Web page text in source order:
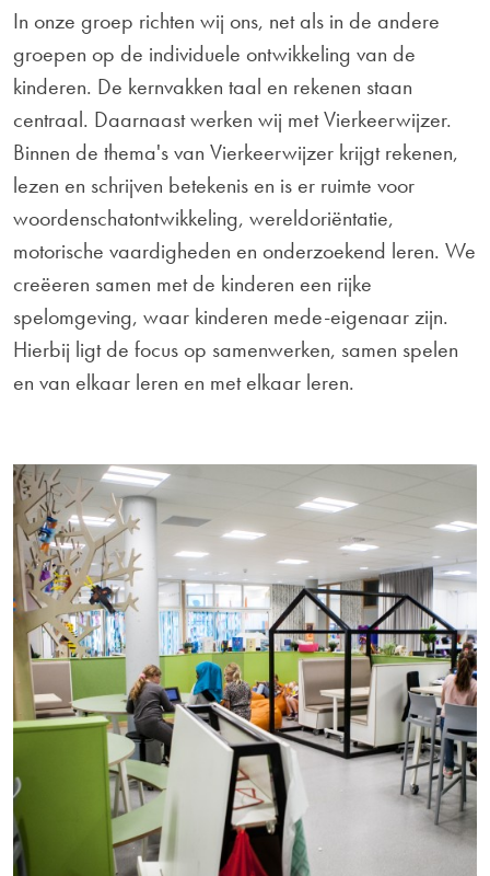
In onze groep richten wij ons, net als in de andere
groepen op de individuele ontwikkeling van de
kinderen. De kernvakken taal en rekenen staan
centraal. Daarnaast werken wij met Vierkeerwijzer.
Binnen de thema's van Vierkeerwijzer krijgt rekenen,
lezen en schrijven betekenis en is er ruimte voor
woordenschatontwikkeling, wereldoriëntatie,
motorische vaardigheden en onderzoekend leren. We
creëeren samen met de kinderen een rijke
spelomgeving, waar kinderen mede-eigenaar zijn.
Hierbij ligt de focus op samenwerken, samen spelen
en van elkaar leren en met elkaar leren.